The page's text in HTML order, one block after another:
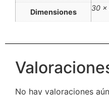
Dimensiones 30 ×
No hay valoraciones